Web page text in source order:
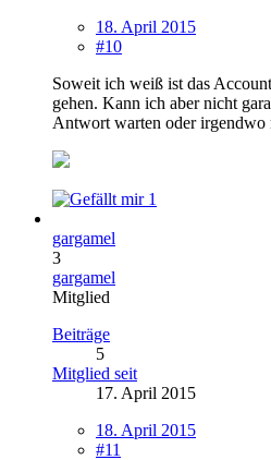
18. April 2015
#10
Soweit ich weiß ist das
gehen. Kann ich aber nicht
Antwort warten oder irgendwo
1
gargamel
3
gargamel
Mitglied
Beiträge
5
Mitglied seit
17. April 2015
18. April 2015
#11